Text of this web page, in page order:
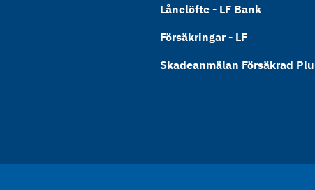
Lånelöfte - LF Bank
Försäkringar - LF
Skadeanmälan Försäkrad